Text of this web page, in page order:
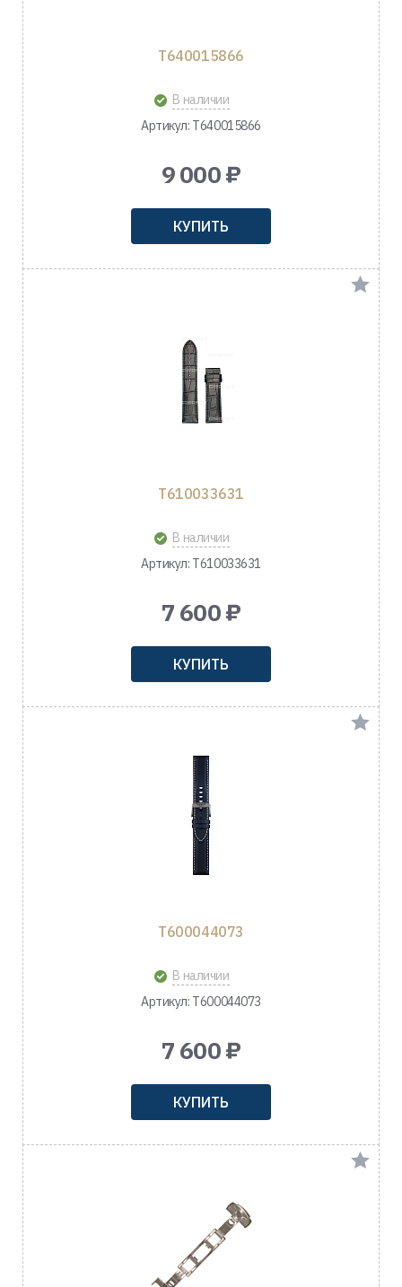
T640015866
В наличии
Артикул: T640015866
9 000 ₽
КУПИТЬ
T610033631
В наличии
Артикул: T610033631
7 600 ₽
КУПИТЬ
T600044073
В наличии
Артикул: T600044073
7 600 ₽
КУПИТЬ